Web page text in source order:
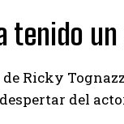
tenido
Ricky
del